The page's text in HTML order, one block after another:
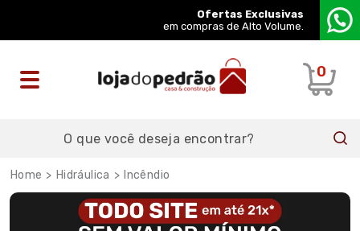
Ofertas Exclusivas
em compras de Alto Volume.
0
Hidráulica Incêndio